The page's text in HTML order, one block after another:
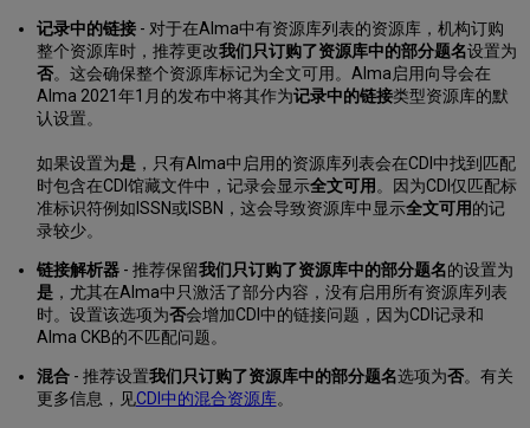
不
是
用
户
的
现
检
索
结
中？
Alma
中
哪
里
可
记录中的链接- 对于在Alma中有资源库列表的资源库，机构订购
整个资源库时，推荐更改我们只订购了资源库中的部分题名设置为
否。这会确保整个资源库标记为全文可用。Alma启用向导会在
Alma 2021年1月的发布中将其作为记录中的链接类型资源库的默
认设置。
如果设置为是，只有Alma中启用的资源库列表会在CDI中找到匹配
时包含在CDI馆藏文件中，记录会显示全文可用 。因为CDI仅匹配标
准标识符例如ISSN或ISBN，这会导致资源库中显示全文可用的记
录较少。
链接解析器- 推荐保留我们只订购了资源库中的部分题名的设置为
是，尤其在Alma中只激活了部分内容，没有启用所有资源库列表
时。设置该选项为否会增加CDI中的链接问题，因为CDI记录和
Alma CKB的不匹配问题。
混合- 推荐设置我们只订购了资源库中的部分题名选项为否。有关
更多信息，见CDI中的混合资源库。